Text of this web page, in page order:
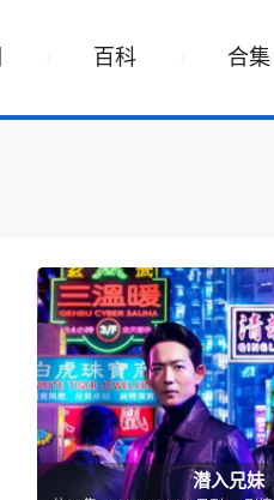
百科 合集
潜入兄妹